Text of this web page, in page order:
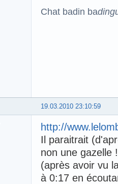
Chat badin ba
19.03.2010 23:10:59
http://
Il paraitrait
non une gazelle
(après avoir vu
à 0:17 en